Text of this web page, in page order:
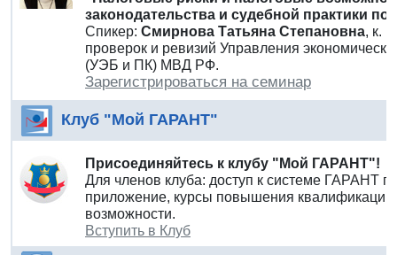
законодательства и судебной практики
Спикер: Смирнова Татьяна Степановна, к.
проверок и ревизий Управления
(УЭБ и ПК) МВД РФ.
Зарегистрироваться на семинар
Клуб "Мой ГАРАНТ"
Присоединяйтесь к клубу "Мой ГАРАНТ"!
Для членов клуба: доступ к системе ГАРАНТ
приложение, курсы повышения квалификации
возможности.
Вступить в Клуб